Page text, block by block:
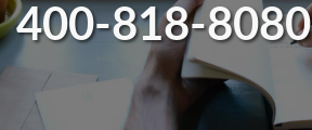
400-818-8080